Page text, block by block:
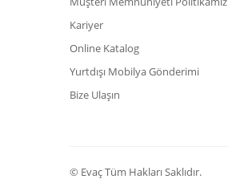
Kariyer
Online Katalog
Yurtdışı Mobilya Gönderimi
Bize Ulaşın
© Evaç Tüm Hakları Saklıdır.